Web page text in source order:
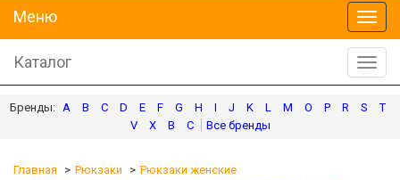
Меню
Меню
Каталог
A B C D E F G H I J K L M O P R S
T
V
X В С
Главная Рюкзаки
Рюкзаки женские